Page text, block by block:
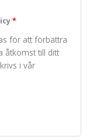
*
för att förbättra
åtkomst till ditt
i vår